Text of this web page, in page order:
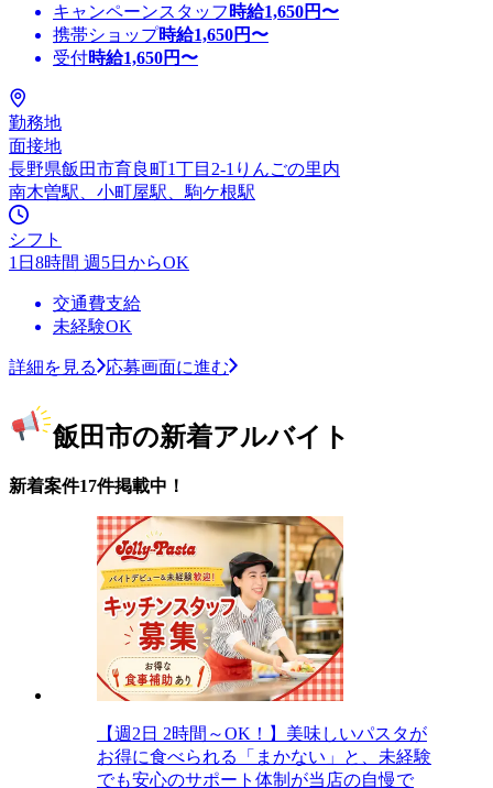
キャンペーンスタッフ 時給1,650円〜
携帯ショップ時給1,650円〜
受付時給1,650円〜
勤務地
面接地
長野県飯田市育良町1丁目2-1りんごの里内
南木曽駅、小町屋駅、駒ケ根駅
シフト
1日8時間 週5日からOK
交通費支給
未経験OK
詳細を見る 応募画面に進む
飯田市の新着アルバイト
新着案件17件掲載中！
【週2日 2時間～OK！】美味しいパスタが
お得に食べられる「まかない」と、未経験
でも安心のサポート体制が当店の自慢で